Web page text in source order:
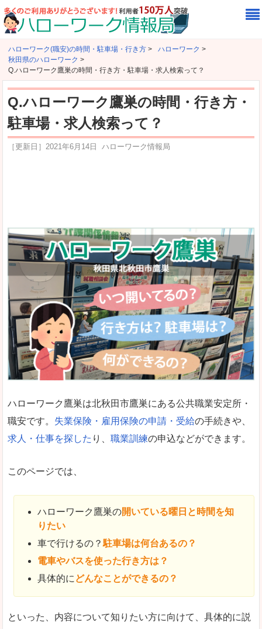
ハローワーク(職安)の時間・駐車場・行き方 > ハローワーク >
秋田県のハローワーク >
Q.ハローワーク鷹巣の時間・行き方・駐車場・求人検索って？
Q.ハローワーク鷹巣の時間・行き方・
駐車場・求人検索って？
［更新日］ 2021年6月14日 ハローワーク情報局
ハローワーク鷹巣は北秋田市鷹巣にある公共職業安定所・
職安です。 失業保険・雇用保険の申請・受給の手続きや、
求人・仕事を探した り、 職業訓練の申込などができます。
このページでは、
ハローワーク鷹巣の開いている曜日と時間を知
りたい
車で行けるの？駐車場は何台あるの？
電車やバスを使った行き方は？
具体的にどんなことができるの？
といった、内容について知りたい方に向けて、具体的に説